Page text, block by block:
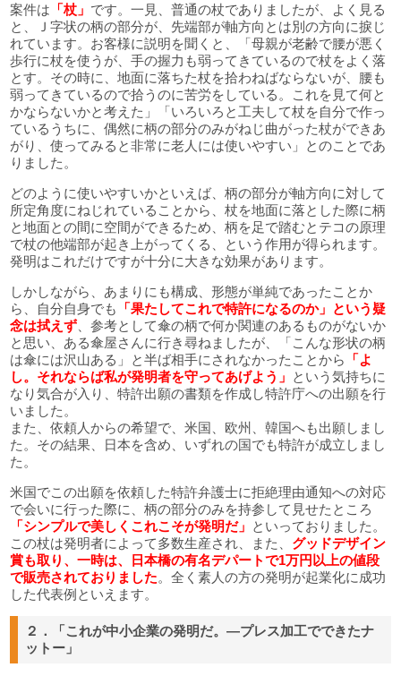
案件は 「杖」 です。一見、普通の杖でありましたが、よく見る
と、Ｊ字状の柄の部分が、先端部が軸方向とは別の方向に捩じ
れています。お客様に説明を聞くと、「母親が老齢で腰が悪く
歩行に杖を使うが、手の握力も弱ってきているので杖をよく落
とす。その時に、地面に落ちた杖を拾わねばならないが、腰も
弱ってきているので拾うのに苦労をしている。これを見て何と
かならないかと考えた」「いろいろと工夫して杖を自分で作っ
ているうちに、偶然に柄の部分のみがねじ曲がった杖ができあ
がり、使ってみると非常に老人には使いやすい」とのことであ
りました。
どのように使いやすいかといえば、柄の部分が軸方向に対して
所定角度にねじれていることから、杖を地面に落とした際に柄
と地面との間に空間ができるため、柄を足で踏むとテコの原理
で杖の他端部が起き上がってくる、という作用が得られます。
発明はこれだけですが十分に大きな効果があります。
しかしながら、あまりにも構成、形態が単純であったことか
ら、自分自身でも
「果たしてこれで特許になるのか」という疑
念は拭えず 、参考として傘の柄で何か関連のあるものがないか
と思い、ある傘屋さんに行き尋ねましたが、「こんな形状の柄
は傘には沢山ある」と半ば相手にされなかったことから
「よ
し。それならば私が発明者を守ってあげよう」 という気持ちに
なり気合が入り、特許出願の書類を作成し特許庁への出願を行
いました。
また、依頼人からの希望で、米国、欧州、韓国へも出願しまし
た。その結果、日本を含め、いずれの国でも特許が成立しまし
た。
米国でこの出願を依頼した特許弁護士に拒絶理由通知への対応
で会いに行った際に、柄の部分のみを持参して見せたところ
「シンプルで美しくこれこそが発明だ」 といっておりました。
この杖は発明者によって多数生産され、また、 グッドデザイン
賞も取り、一時は、日本橋の有名デパートで1万円以上の値段
で販売されておりました。全く素人の方の発明が起業化に成功
した代表例といえます。
２．「これが中小企業の発明だ。―プレス加工でできたナ
ットー」